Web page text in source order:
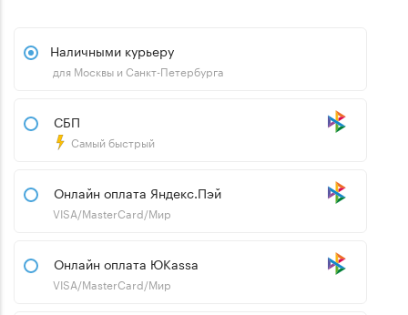
Наличными курьеру
для Москвы и Санкт-Петербурга
СБП
Самый быстрый
Онлайн оплата Яндекс.Пэй
VISA/MasterCard/Мир
Онлайн оплата ЮKassa
VISA/MasterCard/Мир